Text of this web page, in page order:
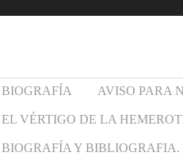
BIOGRAFÍA AVISO PARA
EL VÉRTIGO DE LA
BIOGRAFÍA Y BIBLIOGRAFIA.